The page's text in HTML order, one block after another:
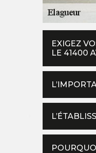
EXIGEZ
LE 41400